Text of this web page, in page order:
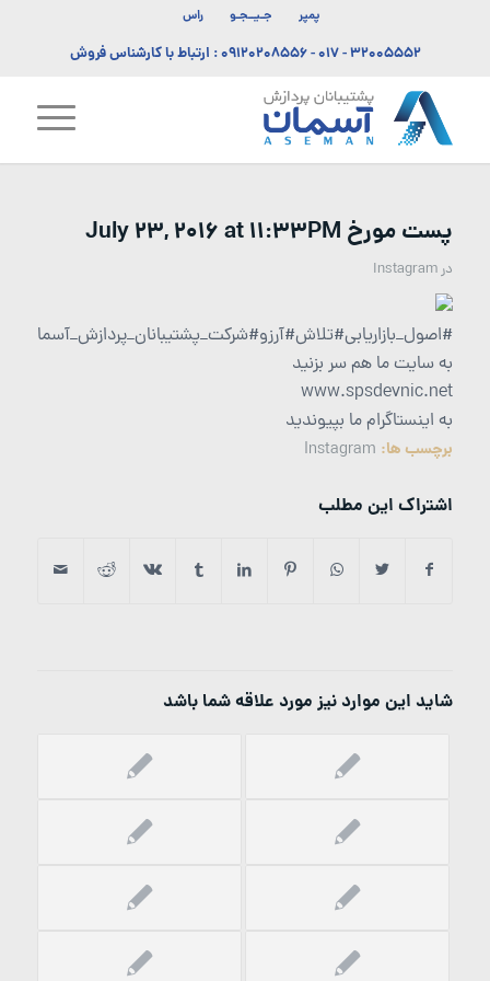
پمپر جـیــجـو راس
۳۲۰۰۵۵۵۲ - ۰۱۷ -۰۹۱۲۰۲۰۸۵۵۶: ارتباط با کارشناس فروش
پست مورخ July 23, 2016 at 11:33PM
در Instagram
#اصول_بازاریابی#تلاش#آرزو#شرکت_پشتیبانان_پردازش_آسمان?
به سایت ما هم سر بزنید
www.spsdevnic.net
به اینستاگرام ما بپیوندید
برچسب ها: Instagram
اشتراک این مطلب
شاید این موارد نیز مورد علاقه شما باشد